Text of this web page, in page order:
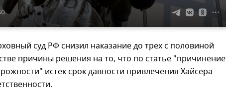
суд РФ снизил наказание до трех с половиной
причины решения на то, что по статье "причинение
истек срок давности привлечения Хайсера